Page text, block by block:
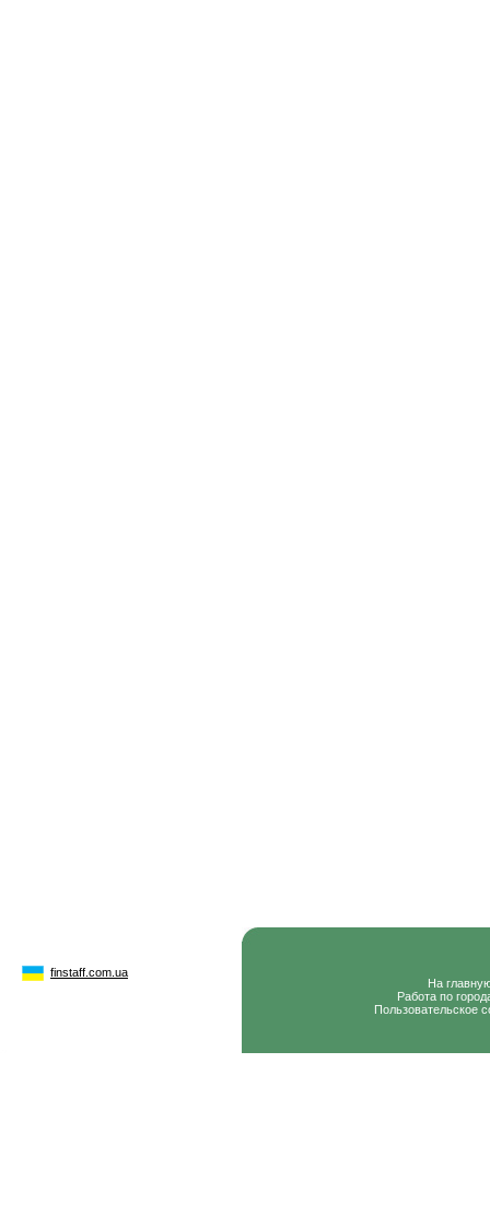
finstaff.com.ua
На
Работа по
Пользовательское